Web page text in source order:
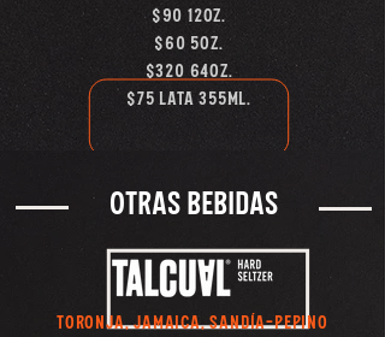
$90 12oz.
$60 5OZ.
$320 64OZ.
$75 LATA 355ML.
OTRAS BEBIDAS
TORONJA, JAMAICA, sandía-PEPINO